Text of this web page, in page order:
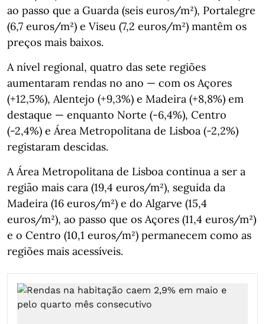
ao passo que a Guarda (seis euros/m²), Portalegre
(6,7 euros/m²) e Viseu (7,2 euros/m²) mantêm os
preços mais baixos.
A nível regional, quatro das sete regiões
aumentaram rendas no ano — com os Açores
(+12,5%), Alentejo (+9,3%) e Madeira (+8,8%) em
destaque — enquanto Norte (-6,4%), Centro
(-2,4%) e Área Metropolitana de Lisboa (-2,2%)
registaram descidas.
A Área Metropolitana de Lisboa continua a ser a
região mais cara (19,4 euros/m²), seguida da
Madeira (16 euros/m²) e do Algarve (15,4
euros/m²), ao passo que os Açores (11,4 euros/m²)
e o Centro (10,1 euros/m²) permanecem como as
regiões mais acessíveis.